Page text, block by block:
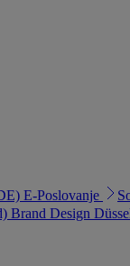
E-Poslovanje
Brand Design